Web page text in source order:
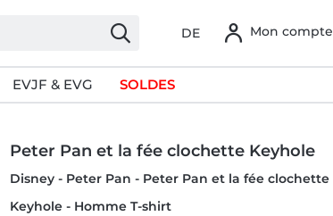
DE Mon compte
EVJF & EVG SOLDES
Peter Pan et la fée clochette Keyhole
Disney - Peter Pan - Peter Pan et la fée clochette
Keyhole - Homme T-shirt